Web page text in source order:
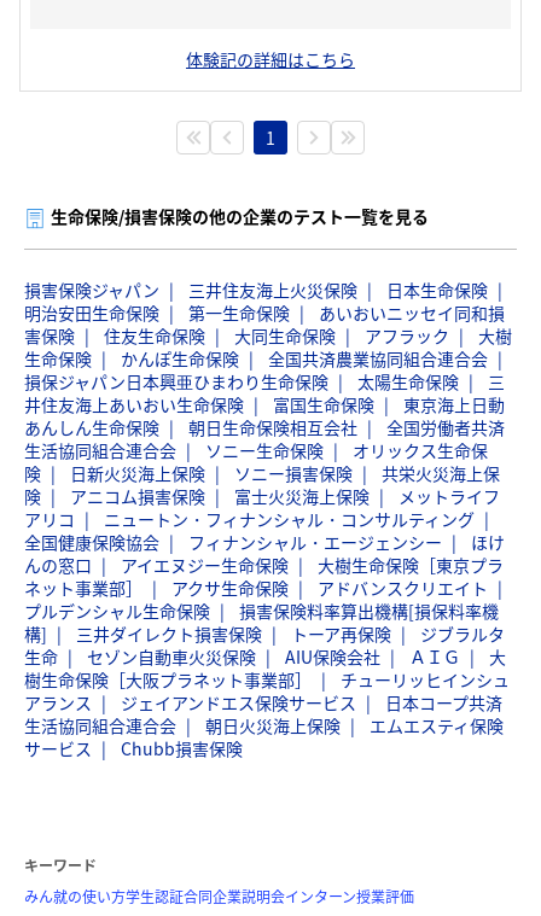
体験記の詳細はこちら
1
生命保険/損害保険の他の企業のテスト一覧を見る
損害保険ジャパン 三井住友海上火災保険
日本生命保険
明治安田生命保険
第一生命保険
あいおいニッセイ同和損
害保険
住友生命保険 大同生命保険 アフラック
大樹
生命保険
かんぽ生命保険
全国共済農業協同組合連合会
損保ジャパン日本興亜ひまわり生命保険
太陽生命保険
三
井住友海上あいおい生命保険
富国生命保険
東京海上日動
あんしん生命保険
朝日生命保険相互会社
全国労働者共済
生活協同組合連合会
ソニー生命保険
オリックス生命保
険
日新火災海上保険 ソニー損害保険
共栄火災海上保
険
アニコム損害保険 富士火災海上保険
メットライフ
アリコ
ニュートン・フィナンシャル・コンサルティング
全国健康保険協会
フィナンシャル・エージェンシー
ほけ
んの窓口
アイエヌジー生命保険
大樹生命保険［東京プラ
ネット事業部］
アクサ生命保険
アドバンスクリエイト
プルデンシャル生命保険
損害保険料率算出機構[損保料率機
構]
三井ダイレクト損害保険 トーア再保険
ジブラルタ
生命
セゾン自動車火災保険 AIU保険会社 ＡＩＧ
大
樹生命保険［大阪プラネット事業部］
チューリッヒインシュ
アランス
ジェイアンドエス保険サービス
日本コープ共済
生活協同組合連合会
朝日火災海上保険
エムエスティ保険
サービス
Chubb損害保険
キーワード
みん就の使い方学生認証合同企業説明会インターン授業評価